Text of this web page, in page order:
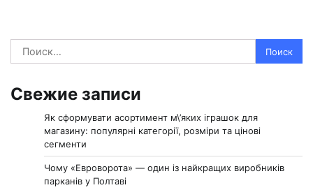
Найти:
Свежие записи
Як сформувати асортимент м\’яких іграшок для
магазину: популярні категорії, розміри та цінові
сегменти
Чому «Евроворота» — один із найкращих виробників
парканів у Полтаві